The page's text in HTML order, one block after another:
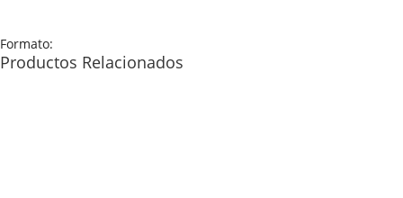
Formato:
Productos Relacionados